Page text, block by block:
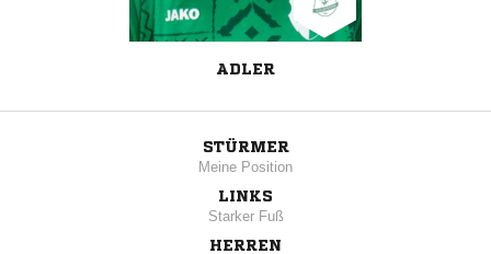
ADLER
STÜRMER
Meine Position
LINKS
Starker Fuß
HERREN